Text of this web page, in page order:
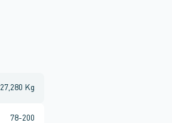
27,280 Kg
78-200